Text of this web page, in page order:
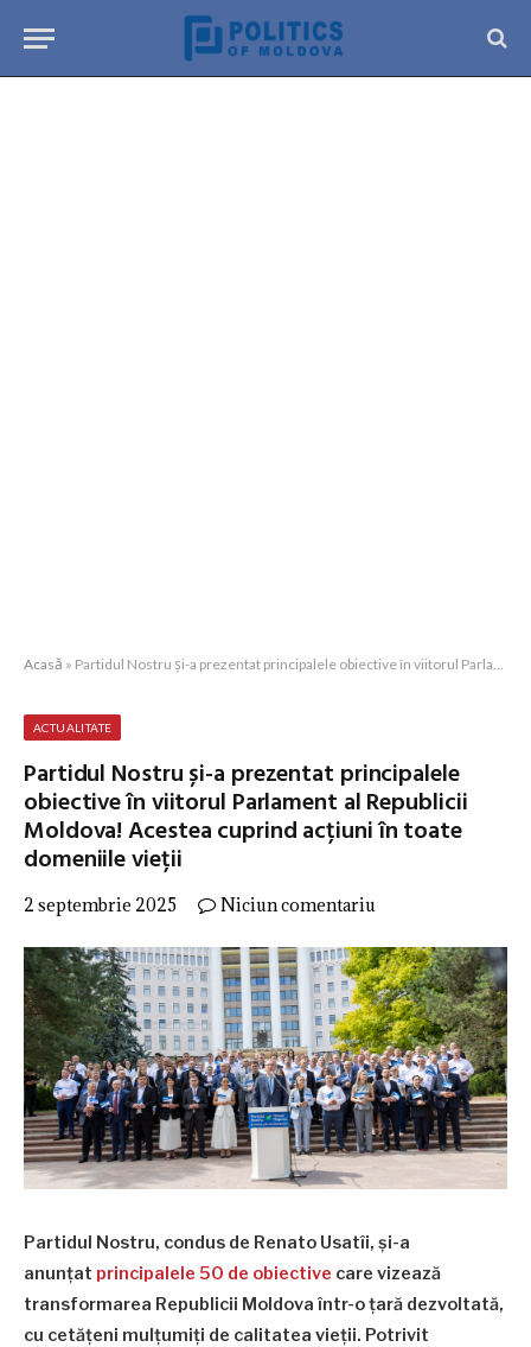
Acasă » Partidul Nostru și-a prezentat principalele obiective în viitorul Parlament al Republicii Moldova! Acestea cuprind acțiuni în toate domeniile vieții
ACTUALITATE
Partidul Nostru și-a prezentat principalele
obiective în viitorul Parlament al Republicii
Moldova! Acestea cuprind acțiuni în toate
domeniile vieții
2 septembrie 2025 Niciun comentariu
Partidul Nostru, condus de Renato Usatîi, și-a
anunțat principalele 50 de obiective care vizează
transformarea Republicii Moldova într-o țară dezvoltată,
cu cetățeni mulțumiți de calitatea vieții. Potrivit